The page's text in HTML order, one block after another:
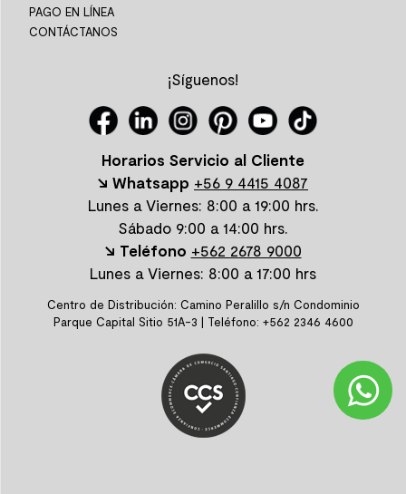
PAGO EN LÍNEA
CONTÁCTANOS
¡Síguenos!
Horarios Servicio al Cliente
↘ Whatsapp +56 9 4415 4087
Lunes a Viernes: 8:00 a 19:00 hrs.
Sábado 9:00 a 14:00 hrs.
↘ Teléfono +562 2678 9000
Lunes a Viernes: 8:00 a 17:00 hrs
Centro de Distribución: Camino Peralillo s/n Condominio
Parque Capital Sitio 51A-3 | Teléfono: +562 2346 4600